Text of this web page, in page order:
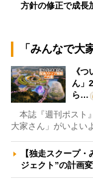
方針の修正で成
「みんなで大
《
ん」
ら…
本誌『週刊ポスト
大家さん」がいよい
【独走スクープ
ジェクト”の計画